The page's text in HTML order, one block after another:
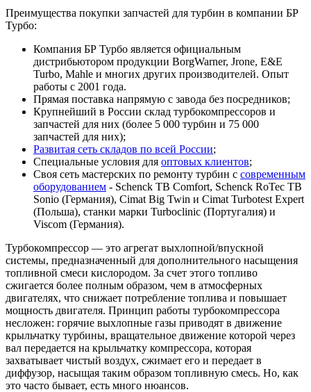
Преимущества покупки запчастей для турбин в компании БР
Турбо:
Компания БР Турбо является официальным
дистрибьютором продукции BorgWarner, Jrone, E&E
Turbo, Mahle и многих других производителей. Опыт
работы с 2001 года.
Прямая поставка напрямую с завода без посредников;
Крупнейший в России склад турбокомпрессоров и
запчастей для них (более 5 000 турбин и 75 000
запчастей для них);
Развитая сеть складов по всей России;
Специальные условия для оптовых клиентов;
Своя сеть мастерских по ремонту турбин с современным
оборудованием - Schenck TB Comfort, Schenck RoTec TB
Sonio (Германия), Cimat Big Twin и Cimat Turbotest Expert
(Польша), станки марки Turboclinic (Португалия) и
Viscom (Германия).
Турбокомпрессор — это агрегат выхлопной/впускной
системы, предназначенный для дополнительного насыщения
топливной смеси кислородом. За счет этого топливо
сжигается более полным образом, чем в атмосферных
двигателях, что снижает потребление топлива и повышает
мощность двигателя. Принцип работы турбокомпрессора
несложен: горячие выхлопные газы приводят в движение
крыльчатку турбины, вращательное движение которой через
вал передается на крыльчатку компрессора, которая
захватывает чистый воздух, сжимает его и передает в
диффузор, насыщая таким образом топливную смесь. Но, как
это часто бывает, есть много нюансов.